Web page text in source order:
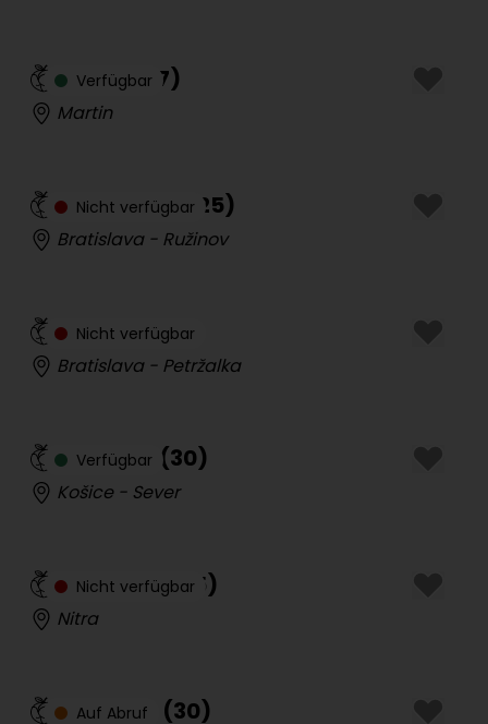
Verfügbar
Sárka (27)
Martin
Nicht verfügbar
Tantranea( 25)
Bratislava - Ružinov
Nicht verfügbar
Regina (38)
Bratislava - Petržalka
Verfügbar
Vášnivá (30)
Košice - Sever
Nicht verfügbar
Sima Sáž (25)
Nitra
Auf Abruf
Lylianna (30)